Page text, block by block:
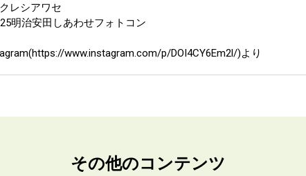
レシアワセ
明治安田しあわせフォトコン
www.instagram.com/p/DOI4CY6Em2l/)より
その他のコンテンツ